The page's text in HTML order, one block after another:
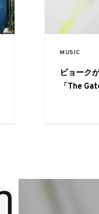
MUSIC
ビョーク
「The